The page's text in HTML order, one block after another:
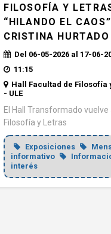
FILOSOFÍA Y
“HILANDO EL
CRISTINA HURTADO
Del 06-05-2026 al 17-06-
11:15
Hall Facultad de Filosofía
- ULE
El Hall Transformado vuelve
Filosofía y Letras
Exposiciones
informativo
interés